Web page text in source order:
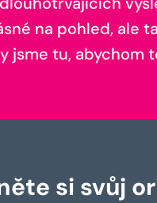
na pohled, ale
jsme tu, abychom
si svůj